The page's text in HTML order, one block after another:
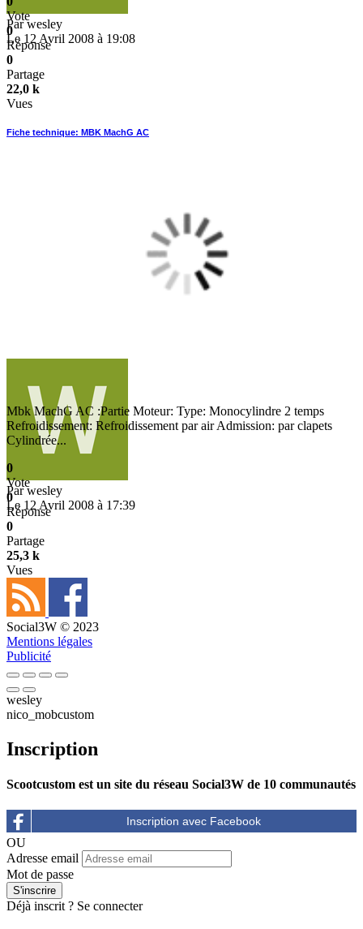
Parwesley
Le 12 Avril 2008 à 19:08
Vote
0
Réponse
0
Partage
22,0 k
Vues
Fiche technique: MBK MachG AC
Parwesley
Le 12 Avril 2008 à 17:39
Mbk MachG AC :Partie Moteur: Type: Monocylindre 2 temps
Refroidissement: Refroidissement par air Admission: par clapets
Cylindrée...
0
Vote
0
Réponse
0
Partage
25,3 k
Vues
Social3W © 2023
Mentions légales
Publicité
wesley
nico_mobcustom
Inscription
Scootcustom est un site du réseau Social3W de 10 communautés
OU
Adresse email
Mot de passe
Déjà inscrit ? Se connecter